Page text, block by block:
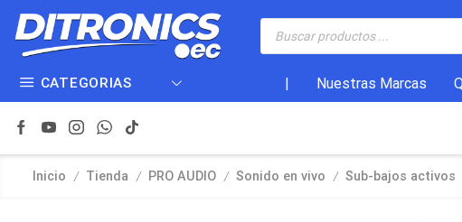
CATEGORIAS Nuestras Marcas
Inicio / Tienda / PRO AUDIO / Sonido en vivo / Sub-bajos activos